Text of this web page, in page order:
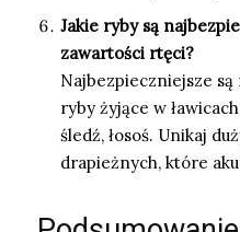
Jakie ryby są
zawartości rtęci?
Najbezpieczniejsze
ryby żyjące w
śledź, łosoś. Unikaj
drapieżnych, które